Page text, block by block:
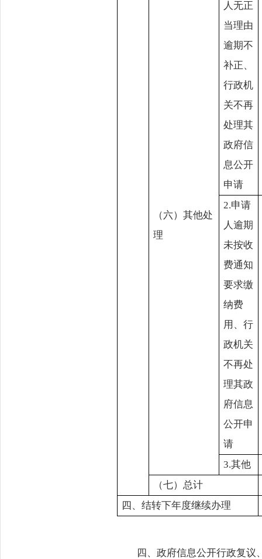
（六）其他处
理
人无正
当理由
逾期不
补正、
行政机
关不再
处理其
政府信
息公开
申请
2.申请
人逾期
未按收
费通知
要求缴
纳费
用、行
政机关
不再处
理其政
府信息
公开申
请
3.其他
（七）总计
四、结转下年度继续办理
四、政府信息公开行政复议